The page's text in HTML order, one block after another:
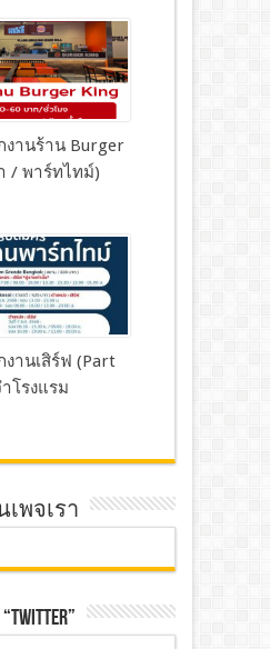
านร้าน Burger
/ พาร์ทไทม์)
านเสิร์ฟ (Part
โรงแรม
พจเรา